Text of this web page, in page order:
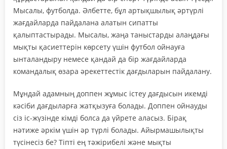
Мысалы, футболда. Әлбетте, бұл артықшылық әртүрлі
жағдайларда пайдалана алатын сипатты
қалыптастырады. Мысалы, жаңа таныстарды алаңдағы
мықты қасиеттерін көрсету үшін футбол ойнауға
ынталандыру немесе қандай да бір жағдайларда
командалық өзара әрекеттестік дағдыларын пайдалану.
Мұндай адамның доппен жұмыс істеу дағдысын икемді
кәсіби дағдыларға жатқызуға болады. Доппен ойнауды
сіз іс-жүзінде кімді болса да үйрете аласыз. Бірақ
нәтиже әркім үшін әр түрлі болады. Айырмашылықты
түсінесіз бе? Тіпті ең тәжірибелі және мықты